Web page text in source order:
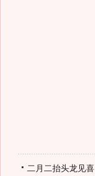
二月二抬头龙见喜